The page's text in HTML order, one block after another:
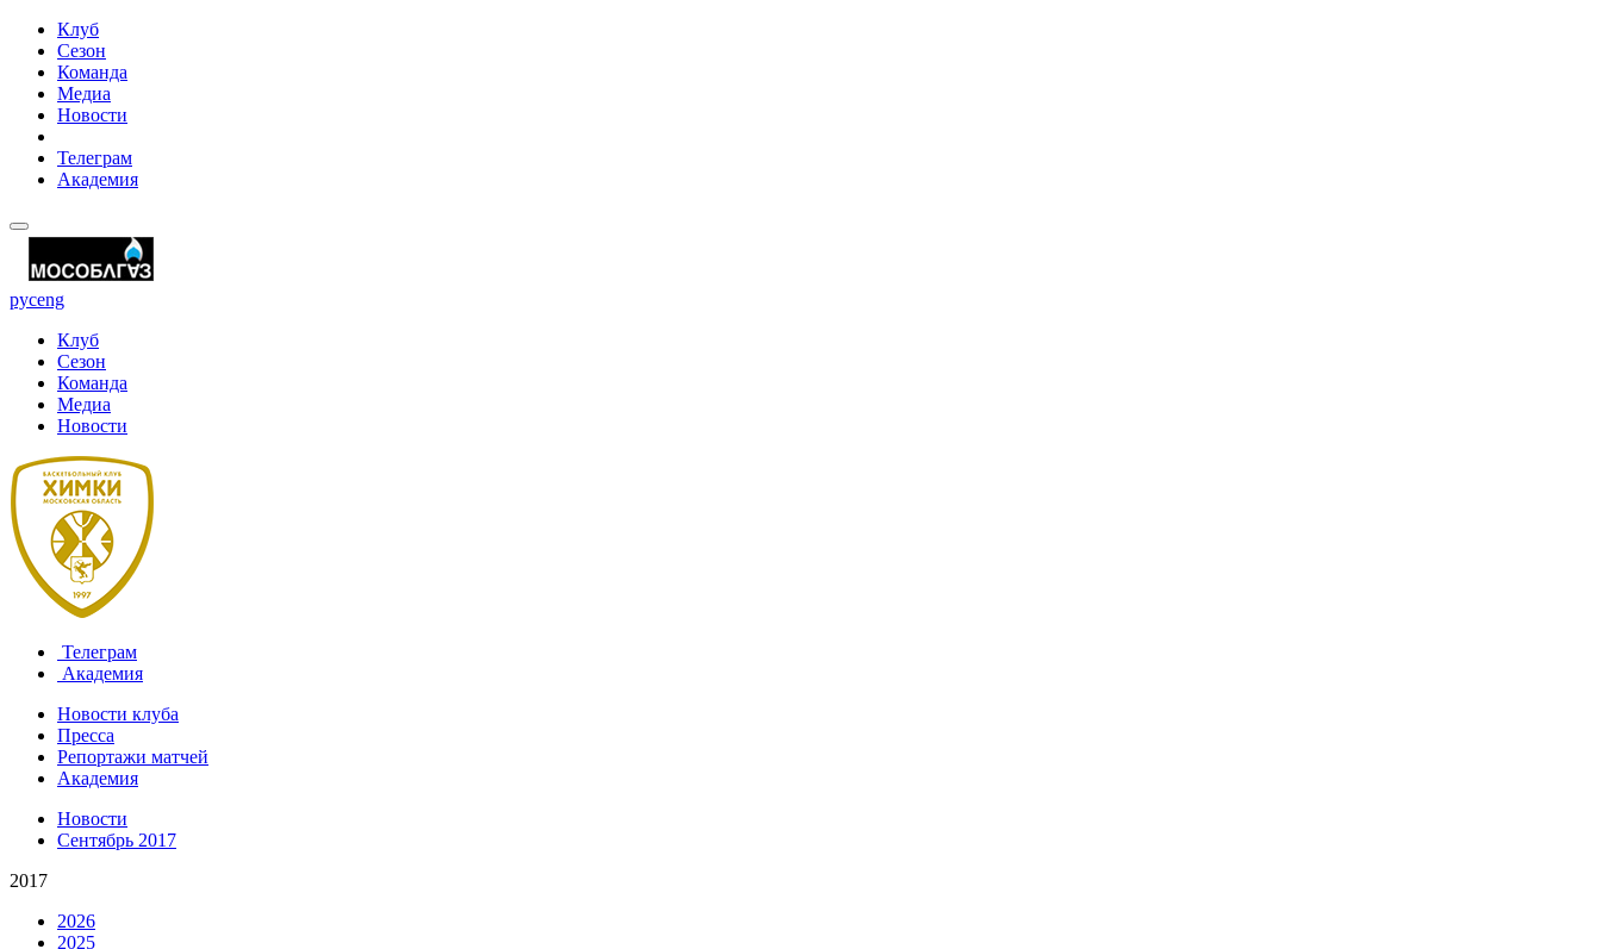
Клуб
Сезон
Команда
Медиа
Новости
Телеграм
Академия
русeng
Клуб
Сезон
Команда
Медиа
Новости
Телеграм
Академия
Новости клуба
Пресса
Репортажи матчей
Академия
Новости
Сентябрь 2017
2017
2026
2025